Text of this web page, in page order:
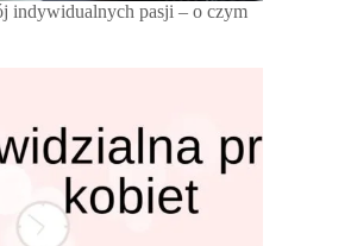
indywidualnych pasji – o czym